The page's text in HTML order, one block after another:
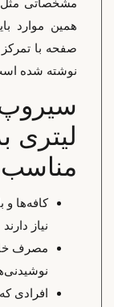
همین موارد
صفحه با تمرکز
نوشته شده است.
لیتری
کافه‌ها و
نیاز دارند
مصرف
افرادی که